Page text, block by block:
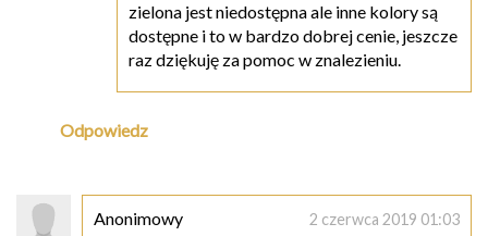
zielona jest niedostępna ale inne kolory są
dostępne i to w bardzo dobrej cenie, jeszcze
raz dziękuję za pomoc w znalezieniu.
Odpowiedz
Anonimowy 2 czerwca 2019 01:03